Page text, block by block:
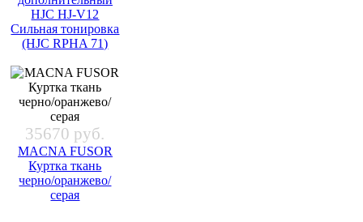
HJC HJ-V12
Сильная тонировка
(HJC RPHA 71)
35670 руб.
MACNA FUSOR
Куртка ткань
черно/оранжево/
серая